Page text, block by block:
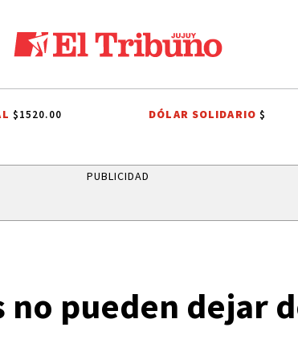
EL TRIBUNO POR LOS BARRIOS ONDA ESTUDIANTIL
$1520.00 DÓLAR SOLIDARIO$
PUBLICIDAD
pueden dejar